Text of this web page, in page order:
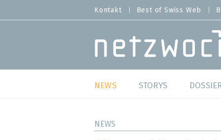
zum
MENU
Kontakt Best of Swiss Web
MAIN NAVIGATION
NEWS STORYS
NEWS